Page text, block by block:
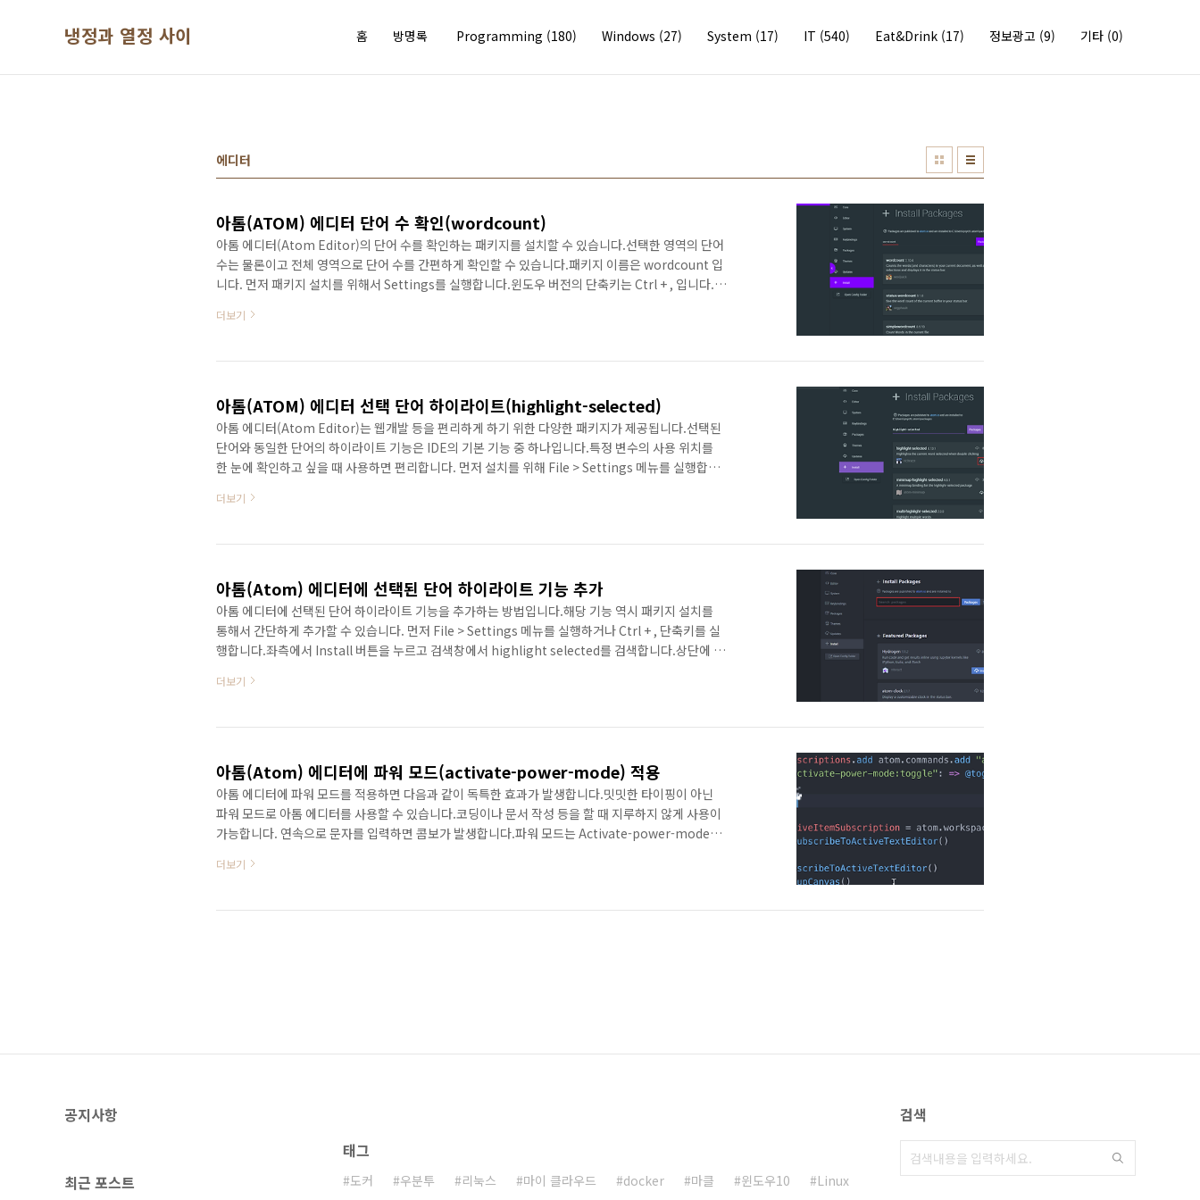
냉정과 열정 사이 홈 방명록 Programming (180) Windows (27) System (17) IT (540) Eat&Drink (17) 정보광고 (9) 기타 (0)
에디터
아톰(ATOM) 에디터 단어 수 확인(wordcount)
아톰 에디터(Atom Editor)의 단어 수를 확인하는 패키지를 설치할 수 있습니다.선택한 영역의 단어
수는 물론이고 전체 영역으로 단어 수를 간편하게 확인할 수 있습니다.패키지 이름은 wordcount 입
니다. 먼저 패키지 설치를 위해서 Settings를 실행합니다.윈도우 버전의 단축키는 Ctrl + , 입니다.좌
서 Install 버튼을 클릭하면 설치가 진행됩니다.설치가 완료되면 Settings 버튼을 클릭해서 설정을
은 선택된 단어 수(특정 범위만 선택됐을 경우)를 우측 하단에서 확인 가능..
더보기
아톰(ATOM) 에디터 선택 단어 하이라이트(highlight-selected)
아톰 에디터(Atom Editor)는 웹개발 등을 편리하게 하기 위한 다양한 패키지가 제공됩니다.선택된
단어와 동일한 단어의 하이라이트 기능은 IDE의 기본 기능 중 하나입니다.특정 변수의 사용 위치를
한 눈에 확인하고 싶을 때 사용하면 편리합니다. 먼저 설치를 위해 File > Settings 메뉴를 실행합니
highlight-selected에 위치한 Install 버튼을 누르면 설치가 진행됩니다.설치가 완료되면
중에 Highlight Background와 Highlight In Panes를 모두 선..
더보기
아톰(Atom) 에디터에 선택된 단어 하이라이트 기능 추가
아톰 에디터에 선택된 단어 하이라이트 기능을 추가하는 방법입니다.해당 기능 역시 패키지 설치를
통해서 간단하게 추가할 수 있습니다. 먼저 File > Settings 메뉴를 실행하거나 Ctrl + , 단축키를 실
행합니다.좌측에서 Install 버튼을 누르고 검색창에서 highlight selected를 검색합니다.상단에 표
선택하면 좀 더 눈에 띄게 표시할 수 있습니다.정상적으로 반영되면 다음과 같이 선택한 단어와 동일
서는 동작하지 않는다는 점입니다.그래도 좀 더 편리하게 코딩 작업 등이 가능합니다.
더보기
아톰(Atom) 에디터에 파워 모드(activate-power-mode) 적용
아톰 에디터에 파워 모드를 적용하면 다음과 같이 독특한 효과가 발생합니다.밋밋한 타이핑이 아닌
파워 모드로 아톰 에디터를 사용할 수 있습니다.코딩이나 문서 작성 등을 할 때 지루하지 않게 사용이
가능합니다. 연속으로 문자를 입력하면 콤보가 발생합니다.파워 모드는 Activate-power-mode를
선택하면 우측에 검색창이 표시됩니다.검색창에 activate-power-mode를 입력하고 검색하면 상
버튼으로 변경되는데 누르면 세부 설정이 가능합니다.기본적으로 파워 모드는 50회..
더보기
공지사항
최근 포스트
태그
도커 우분투 리눅스 마이 클라우드 docker 마클 윈도우10
Linux
검색